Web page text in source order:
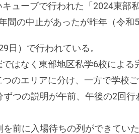
ューブで行われた「2024東部
間の中止があったが昨年（令和
日）で行われている。
はなく東部地区私学6校による
のエリアに分け、一方で学校
つの説明が午前、午後の2回行
前に入場待ちの列ができていた